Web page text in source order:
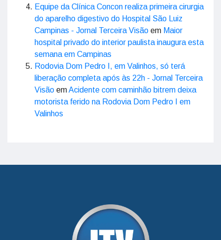
Equipe da Clínica Concon realiza primeira cirurgia
do aparelho digestivo do Hospital São Luiz
Campinas - Jornal Terceira Visão em Maior
hospital privado do interior paulista inaugura esta
semana em Campinas
Rodovia Dom Pedro I, em Valinhos, só terá
liberação completa após às 22h - Jornal Terceira
Visão emAcidente com caminhão bitrem deixa
motorista ferido na Rodovia Dom Pedro I em
Valinhos